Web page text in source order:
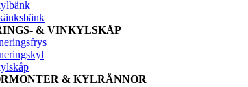
& VINKYLSKÅP
& KYLRÄNNOR